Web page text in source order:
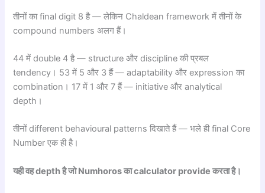
तीनों का final digit 8 है — लेकिन Chaldean framework में तीनों के
compound numbers अलग हैं।
44 में double 4 है — structure और discipline की प्रबल
tendency। 53 में 5 और 3 हैं — adaptability और expression का
combination। 17 में 1 और 7 हैं — initiative और analytical
depth।
तीनों different behavioural patterns दिखाते हैं — भले ही final Core
Number एक ही है।
यही वह depth है जो Numhoros का calculator provide करता है।